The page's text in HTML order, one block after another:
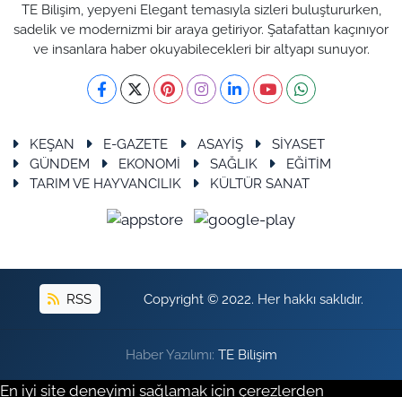
TE Bilişim, yepyeni Elegant temasıyla sizleri buluştururken,
sadelik ve modernizmi bir araya getiriyor. Şatafattan kaçınıyor
ve insanlara haber okuyabilecekleri bir altyapı sunuyor.
KEŞAN E-GAZETE ASAYİŞ
SİYASET
GÜNDEM
EKONOMİ SAĞLIK
EĞİTİM
TARIM VE HAYVANCILIK
KÜLTÜR SANAT
RSS Copyright © 2022. Her hakkı saklıdır.
Haber Yazılımı: TE Bilişim
En iyi site deneyimi sağlamak için çerezlerden